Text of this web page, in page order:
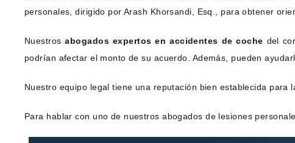
personales, dirigido por Arash Khorsandi, Esq., para obtener
Nuestrosabogados expertos en accidentes de coche del
podrían afectar el monto de su acuerdo. Además, pueden
Nuestro equipo legal tiene una reputación bien establecida para
Para hablar con uno de nuestros abogados de lesiones